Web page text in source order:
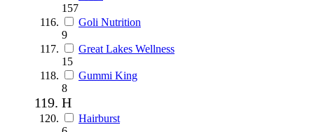
157
Goli Nutrition
9
Great Lakes Wellness
15
Gummi King
8
H
Hairburst